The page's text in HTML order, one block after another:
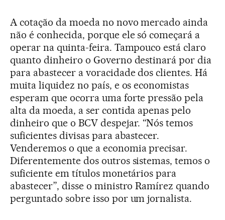
A cotação da moeda no novo mercado ainda
não é conhecida, porque ele só começará a
operar na quinta-feira. Tampouco está claro
quanto dinheiro o Governo destinará por dia
para abastecer a voracidade dos clientes. Há
muita liquidez no país, e os economistas
esperam que ocorra uma forte pressão pela
alta da moeda, a ser contida apenas pelo
dinheiro que o BCV despejar. “Nós temos
suficientes divisas para abastecer.
Venderemos o que a economia precisar.
Diferentemente dos outros sistemas, temos o
suficiente em títulos monetários para
abastecer”, disse o ministro Ramírez quando
perguntado sobre isso por um jornalista.